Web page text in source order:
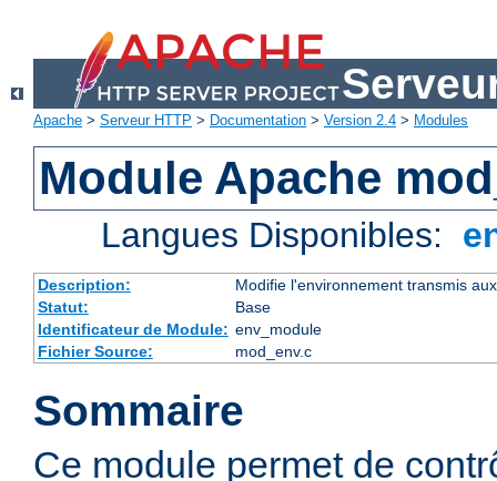
Apache > Serveur HTTP > Documentation > Version 2.4 > Modules
Module Apache
Langues Disponibles:
Description:
Modifie l'environnement transmis
Statut:
Base
Identificateur de Module: env_module
Fichier Source:
mod_env.c
Sommaire
Ce module permet de